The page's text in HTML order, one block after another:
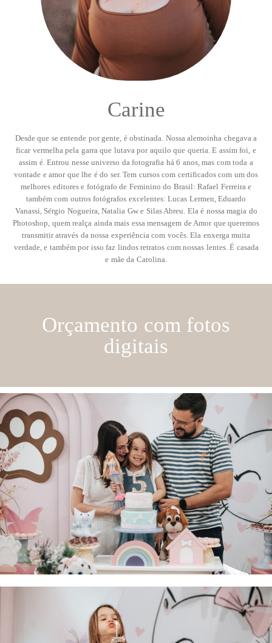
Carine
Desde que se entende por gente, é obstinada. Nossa alemoinha chegava a
ficar vermelha pela garra que lutava por aquilo que queria. E assim foi, e
assim é. Entrou nesse universo da fotografia há 6 anos, mas com toda a
vontade e amor que lhe é do ser. Tem cursos com certificados com um dos
melhores editores e fotógrafo de Feminino do Brasil: Rafael Ferreira e
também com outros fotógrafos excelentes: Lucas Lermen, Eduardo
Vanassi, Sérgio Nogueira, Natalia Gw e Silas Abreu. Ela é nossa magia do
Photoshop, quem realça ainda mais essa mensagem de Amor que queremos
transmitir através da nossa experiência com vocês. Ela enxerga muita
verdade, e também por isso faz lindos retratos com nossas lentes. É casada
e mãe da Carolina.
Orçamento com fotos
digitais